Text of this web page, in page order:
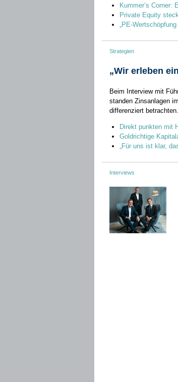
Kummer’s Corner:
Private Equity
„PE-
Strategien
„Wir erleben
Beim Interview mit
standen Zinsanlagen
differenziert betrachten.
Direkt punkten mit
Goldrichtige
„Für uns ist klar,
Interviews